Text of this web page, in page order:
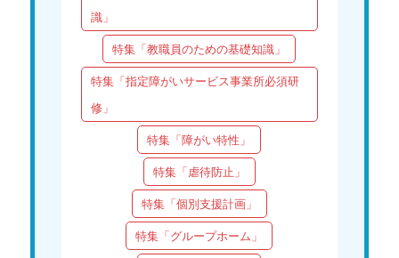
識」
特集「教職員のための基礎知識」
特集「指定障がいサービス事業所必須研
修」
特集「障がい特性」
特集「虐待防止」
特集「個別支援計画」
特集「グループホーム」